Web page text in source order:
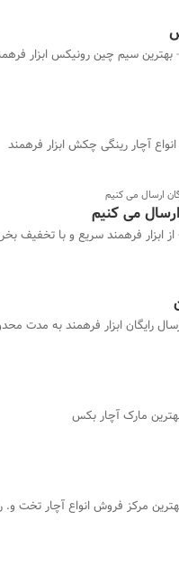
بهترین سیم چین رونیکس ابزار
انواع آچار رینگی چکش ابزار فرهمند
ارسال می کنیم
می کنیم
از ابزار فرهمند سریع و با تخفیف
رایگان ابزار فرهمند به مدت
مارک آچار بکس
مرکز فروش انواع آچار تخت